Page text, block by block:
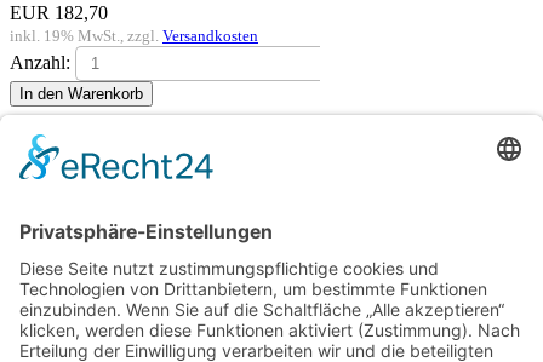
EUR 182,70
inkl. 19% MwSt., zzgl. Versandkosten
Anzahl:
Zurück